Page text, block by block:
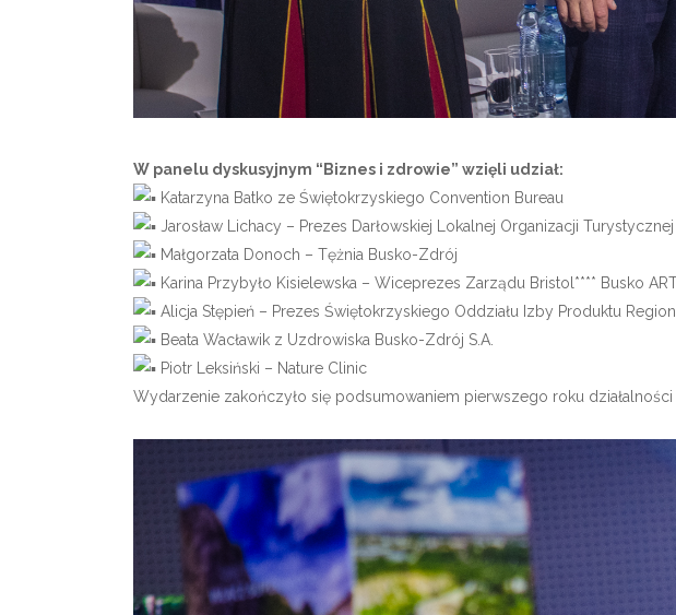
W panelu dyskusyjnym “Biznes i zdrowie” wzięli udział:
Katarzyna Batko ze Świętokrzyskiego Convention Bureau
Jarosław Lichacy – Prezes Darłowskiej Lokalnej Organizacji
Małgorzata Donoch – Tężnia Busko-Zdrój
Karina Przybyło Kisielewska – Wiceprezes Zarządu Bristol**** Busko
Alicja Stępień – Prezes Świętokrzyskiego Oddziału Izby Produktu
Beata Wacławik z Uzdrowiska Busko-Zdrój S.A.
Piotr Leksiński – Nature Clinic
Wydarzenie zakończyło się podsumowaniem pierwszego roku